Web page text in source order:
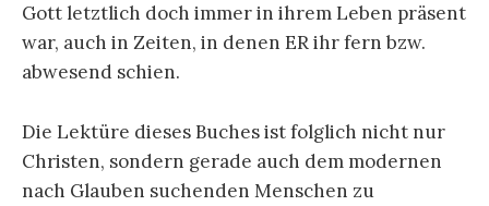
Gott letztlich doch immer in ihrem Leben präsent
war, auch in Zeiten, in denen ER ihr fern bzw.
abwesend schien.
Die Lektüre dieses Buches ist folglich nicht nur
Christen, sondern gerade auch dem modernen
nach Glauben suchenden Menschen zu